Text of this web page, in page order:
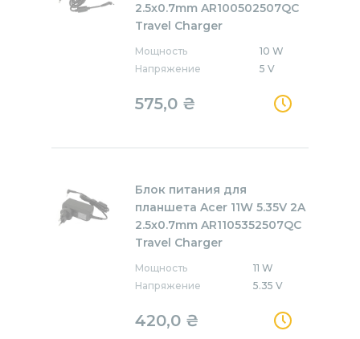
2.5x0.7mm AR100502507QC
Travel Charger
Мощность
10 W
Напряжение
5 V
575,0 ₴
Блок питания для
планшета Acer 11W 5.35V 2A
2.5x0.7mm AR1105352507QC
Travel Charger
Мощность
11 W
Напряжение
5.35 V
420,0 ₴